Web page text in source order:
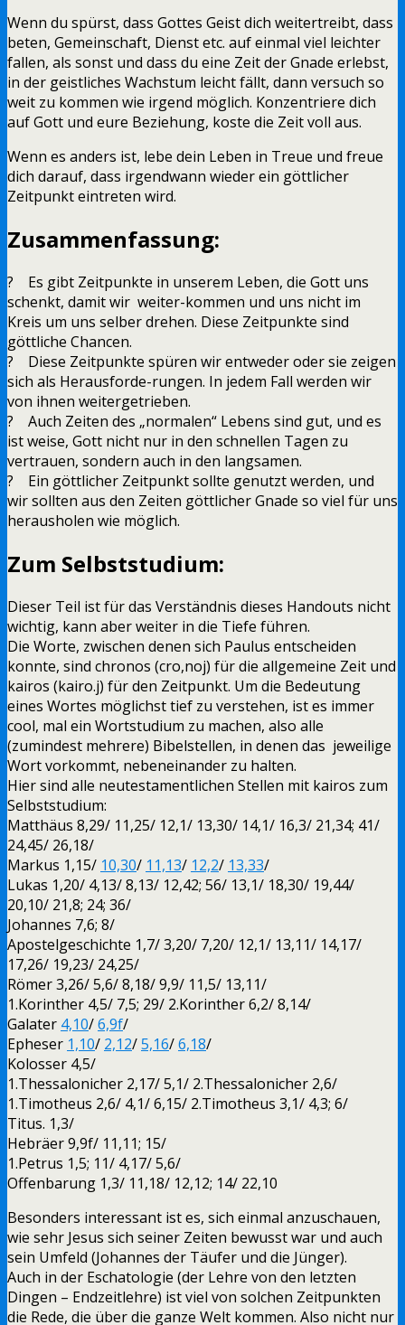
Wenn du spürst, dass Gottes Geist dich weitertreibt, dass
beten, Gemeinschaft, Dienst etc. auf einmal viel leichter
fallen, als sonst und dass du eine Zeit der Gnade erlebst,
in der geistliches Wachstum leicht fällt, dann versuch so
weit zu kommen wie irgend möglich. Konzentriere dich
auf Gott und eure Beziehung, koste die Zeit voll aus.
Wenn es anders ist, lebe dein Leben in Treue und freue
dich darauf, dass irgendwann wieder ein göttlicher
Zeitpunkt eintreten wird.
Zusammenfassung:
? Es gibt Zeitpunkte in unserem Leben, die Gott uns
schenkt, damit wir weiter-kommen und uns nicht im
Kreis um uns selber drehen. Diese Zeitpunkte sind
göttliche Chancen.
? Diese Zeitpunkte spüren wir entweder oder sie zeigen
sich als Herausforde-rungen. In jedem Fall werden wir
von ihnen weitergetrieben.
? Auch Zeiten des „normalen“ Lebens sind gut, und es
ist weise, Gott nicht nur in den schnellen Tagen zu
vertrauen, sondern auch in den langsamen.
? Ein göttlicher Zeitpunkt sollte genutzt werden, und
wir sollten aus den Zeiten göttlicher Gnade so viel für uns
herausholen wie möglich.
Zum Selbststudium:
Dieser Teil ist für das Verständnis dieses Handouts nicht
wichtig, kann aber weiter in die Tiefe führen.
Die Worte, zwischen denen sich Paulus entscheiden
konnte, sind chronos (cro,noj) für die allgemeine Zeit und
kairos (kairo.j) für den Zeitpunkt. Um die Bedeutung
eines Wortes möglichst tief zu verstehen, ist es immer
cool, mal ein Wortstudium zu machen, also alle
(zumindest mehrere) Bibelstellen, in denen das jeweilige
Wort vorkommt, nebeneinander zu halten.
Hier sind alle neutestamentlichen Stellen mit kairos zum
Selbststudium:
Matthäus 8,29/ 11,25/ 12,1/ 13,30/ 14,1/ 16,3/ 21,34; 41/
24,45/ 26,18/
Markus 1,15/ 10,30/ 11,13/ 12,2/ 13,33/
Lukas 1,20/ 4,13/ 8,13/ 12,42; 56/ 13,1/ 18,30/ 19,44/
20,10/ 21,8; 24; 36/
Johannes 7,6; 8/
Apostelgeschichte 1,7/ 3,20/ 7,20/ 12,1/ 13,11/ 14,17/
17,26/ 19,23/ 24,25/
Römer 3,26/ 5,6/ 8,18/ 9,9/ 11,5/ 13,11/
1.Korinther 4,5/ 7,5; 29/ 2.Korinther 6,2/ 8,14/
Galater 4,10/6,9f/
Epheser 1,10/ 2,12/5,16/6,18/
Kolosser 4,5/
1.Thessalonicher 2,17/ 5,1/ 2.Thessalonicher 2,6/
1.Timotheus 2,6/ 4,1/ 6,15/ 2.Timotheus 3,1/ 4,3; 6/
Titus. 1,3/
Hebräer 9,9f/ 11,11; 15/
1.Petrus 1,5; 11/ 4,17/ 5,6/
Offenbarung 1,3/ 11,18/ 12,12; 14/ 22,10
Besonders interessant ist es, sich einmal anzuschauen,
wie sehr Jesus sich seiner Zeiten bewusst war und auch
sein Umfeld (Johannes der Täufer und die Jünger).
Auch in der Eschatologie (der Lehre von den letzten
Dingen – Endzeitlehre) ist viel von solchen Zeitpunkten
die Rede, die über die ganze Welt kommen. Also nicht nur